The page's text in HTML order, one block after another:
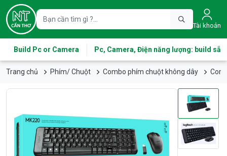
Tài khoản
Build Pc or Camera Pc, Camera, Điện năng lượng: build sẵn
Trang chủ Phím/ Chuột Combo phím chuột không dây